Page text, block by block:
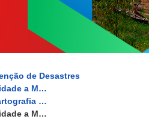
de Desastres
Cartografia de Suscetibilidade a Movimentos Gravitacionais de Massa e Inundações
Produtos por Estado - Cartografia de Suscetibilidade a Movimentos Gravitacionais de Massa e Inundações
Cartografia de Suscetibilidade a Movimentos Gravitacionais de Massa e Inundações - Paraíba